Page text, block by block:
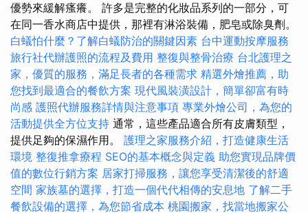
優勢來緩解瘙癢。 許多是完整的化妝品系列的一部分，可
在同一香水商店中提供，那裡有淋浴裝備，肥皂或除臭劑。
白蟻怕什麼？了解白蟻防治的關鍵因素 台中運動按摩服務
旅行社代辦護照的流程及費用 整復與整骨治療 台北護理之
家，優質的服務，滿足長者的各種需求 精選外燴推薦，助
您找到最適合的餐飲方案 現代風裝潢設計，簡單卻富有時
尚感 護照代辦服務詳情與注意事項 專業外燴公司，為您的
活動提供全方位支持 通常，這些產品適合所有皮膚類型，
提供足夠的保濕作用。 護理之家服務介紹，打造健康生活
環境 整復推拿療程 SEO的基本概念與定義 助您實現品牌價
值的數位行銷方案 居家打掃服務，讓您享受清潔後的舒適
空間 家族墓的選擇，打造一個代代相傳的安息地 了解二手
餐飲設備的選擇，為您節省成本 桃園搬家，找當地搬家公